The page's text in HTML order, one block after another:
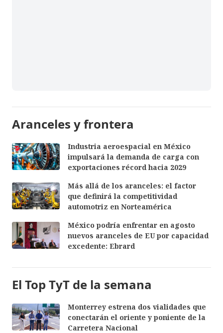
Aranceles y frontera
Industria aeroespacial en México
impulsará la demanda de carga con
exportaciones récord hacia 2029
Más allá de los aranceles: el factor
que definirá la competitividad
automotriz en Norteamérica
México podría enfrentar en agosto
nuevos aranceles de EU por capacidad
excedente: Ebrard
El Top TyT de la semana
Monterrey estrena dos vialidades que
conectarán el oriente y poniente de la
Carretera Nacional